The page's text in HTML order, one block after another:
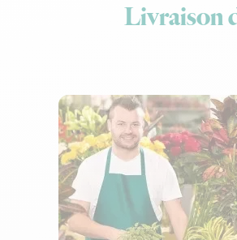
Livraison